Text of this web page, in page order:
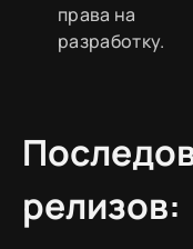
права на
разработку.
релизов: